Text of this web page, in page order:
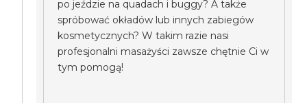
po jeździe na quadach i buggy? A także
spróbować okładów lub innych zabiegów
kosmetycznych? W takim razie nasi
profesjonalni masażyści zawsze chętnie Ci w
tym pomogą!